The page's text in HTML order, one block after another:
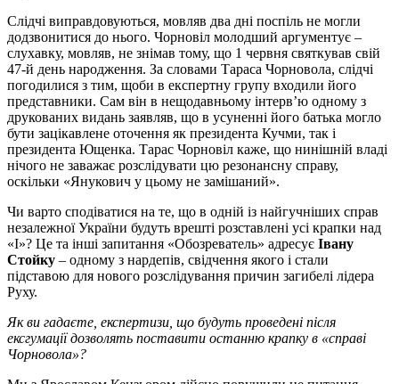
Слідчі виправдовуються, мовляв два дні поспіль не могли
додзвонитися до нього. Чорновіл молодший аргументує –
слухавку, мовляв, не знімав тому, що 1 червня святкував свій
47-й день народження. За словами Тараса Чорновола, слідчі
погодилися з тим, щоби в експертну групу входили його
представники. Сам він в нещодавньому інтерв’ю одному з
друкованих видань заявляв, що в усуненні його батька могло
бути зацікавлене оточення як президента Кучми, так і
президента Ющенка. Тарас Чорновіл каже, що нинішній владі
нічого не заважає розслідувати цю резонансну справу,
оскільки «Янукович у цьому не замішаний».
Чи варто сподіватися на те, що в одній із найгучніших справ
незалежної України будуть врешті розставлені усі крапки над
«І»? Це та інші запитання «Обозреватель» адресує Івану
Стойку – одному з нардепів, свідчення якого і стали
підставою для нового розслідування причин загибелі лідера
Руху.
Як ви гадаєте, експертизи, що будуть проведені після
ексгумації дозволять поставити останню крапку в «справі
Чорновола»?